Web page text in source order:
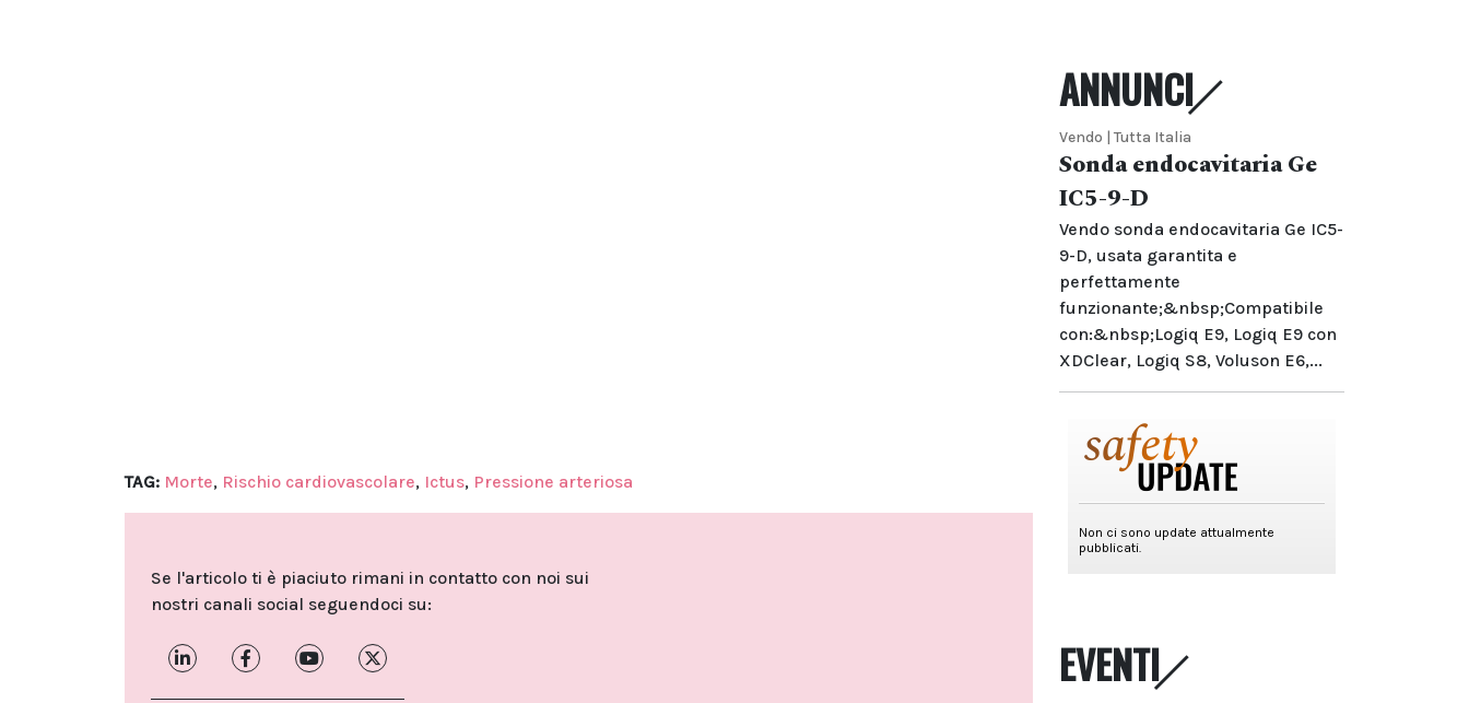
TAG: Morte, Rischio cardiovascolare, Ictus, Pressione arteriosa
Se l'articolo ti è piaciuto rimani in contatto con noi sui
nostri canali social seguendoci su:
ANNUNCI
Vendo | Tutta Italia
Sonda endocavitaria Ge
IC5-9-D
Vendo sonda endocavitaria Ge IC5-
9-D, usata garantita e
perfettamente
funzionante;&nbsp;Compatibile
con:&nbsp;Logiq E9, Logiq E9 con
XDClear, Logiq S8, Voluson E6,...
EVENTI